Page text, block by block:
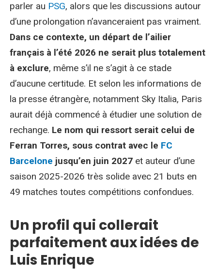
parler au PSG, alors que les discussions autour
d’une prolongation n’avanceraient pas vraiment.
Dans ce contexte, un départ de l’ailier
français à l’été 2026 ne serait plus totalement
à exclure, même s’il ne s’agit à ce stade
d’aucune certitude. Et selon les informations de
la presse étrangère, notamment Sky Italia, Paris
aurait déjà commencé à étudier une solution de
rechange. Le nom qui ressort serait celui de
Ferran Torres, sous contrat avec le FC
Barcelone jusqu’en juin 2027 et auteur d’une
saison 2025-2026 très solide avec 21 buts en
49 matches toutes compétitions confondues.
Un profil qui collerait
parfaitement aux idées de
Luis Enrique